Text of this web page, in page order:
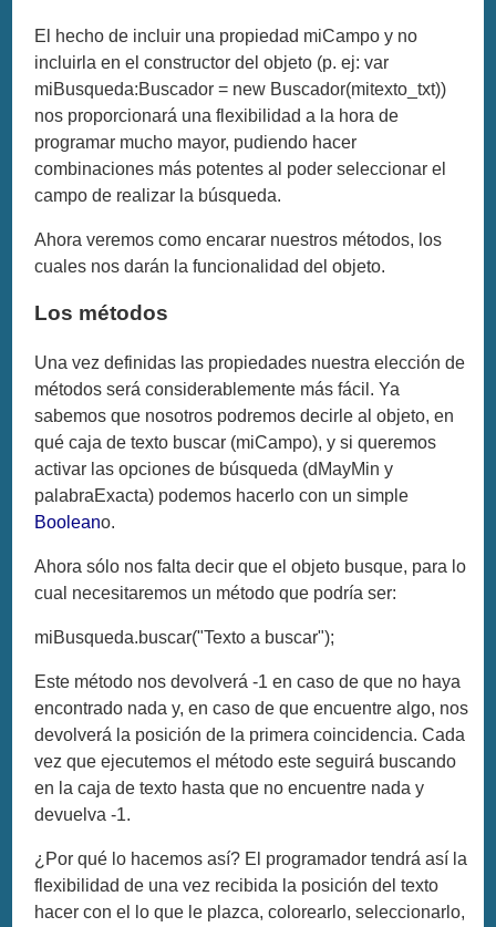
El hecho de incluir una propiedad miCampo y no
incluirla en el constructor del objeto (p. ej: var
miBusqueda:Buscador = new Buscador(mitexto_txt))
nos proporcionará una flexibilidad a la hora de
programar mucho mayor, pudiendo hacer
combinaciones más potentes al poder seleccionar el
campo de realizar la búsqueda.
Ahora veremos como encarar nuestros métodos, los
cuales nos darán la funcionalidad del objeto.
Los métodos
Una vez definidas las propiedades nuestra elección de
métodos será considerablemente más fácil. Ya
sabemos que nosotros podremos decirle al objeto, en
qué caja de texto buscar (miCampo), y si queremos
activar las opciones de búsqueda (dMayMin y
palabraExacta) podemos hacerlo con un simple
Booleano.
Ahora sólo nos falta decir que el objeto busque, para lo
cual necesitaremos un método que podría ser:
miBusqueda.buscar("Texto a buscar");
Este método nos devolverá -1 en caso de que no haya
encontrado nada y, en caso de que encuentre algo, nos
devolverá la posición de la primera coincidencia. Cada
vez que ejecutemos el método este seguirá buscando
en la caja de texto hasta que no encuentre nada y
devuelva -1.
¿Por qué lo hacemos así? El programador tendrá así la
flexibilidad de una vez recibida la posición del texto
hacer con el lo que le plazca, colorearlo, seleccionarlo,